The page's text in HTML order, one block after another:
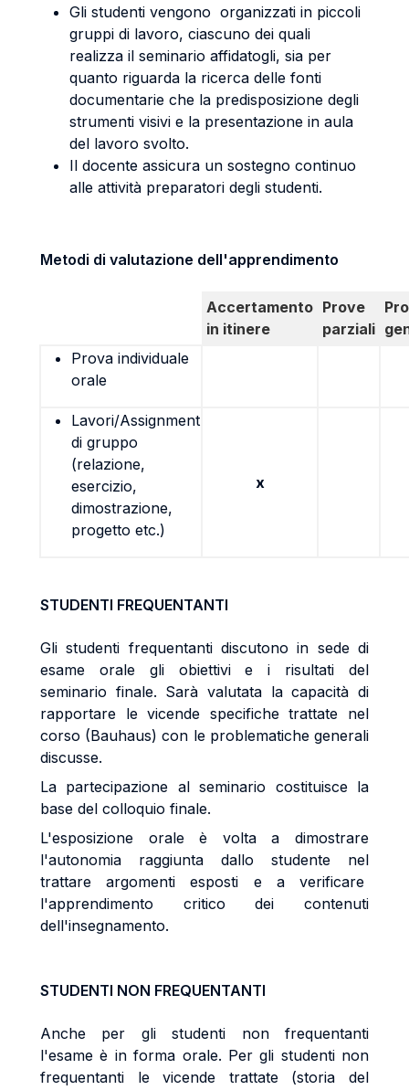
Gli studenti vengono organizzati in piccoli
gruppi di lavoro, ciascuno dei quali
realizza il seminario affidatogli, sia per
quanto riguarda la ricerca delle fonti
documentarie che la predisposizione degli
strumenti visivi e la presentazione in aula
del lavoro svolto.
Il docente assicura un sostegno continuo
alle attività preparatori degli studenti.
Metodi di valutazione dell'apprendimento
Accertamento
in itinere
Prove
parziali
Prova individuale
orale
Lavori/Assignment
di gruppo
(relazione,
esercizio,
dimostrazione,
progetto etc.)
x
STUDENTI FREQUENTANTI
Gli studenti frequentanti discutono in sede di
esame orale gli obiettivi e i risultati del
seminario finale. Sarà valutata la capacità di
rapportare le vicende specifiche trattate nel
corso (Bauhaus) con le problematiche generali
discusse.
La partecipazione al seminario costituisce la
base del colloquio finale.
L'esposizione orale è volta a dimostrare
l'autonomia raggiunta dallo studente nel
trattare argomenti esposti e a verificare
l'apprendimento critico dei contenuti
dell'insegnamento.
STUDENTI NON FREQUENTANTI
Anche per gli studenti non frequentanti
l'esame è in forma orale. Per gli studenti non
frequentanti le vicende trattate (storia del